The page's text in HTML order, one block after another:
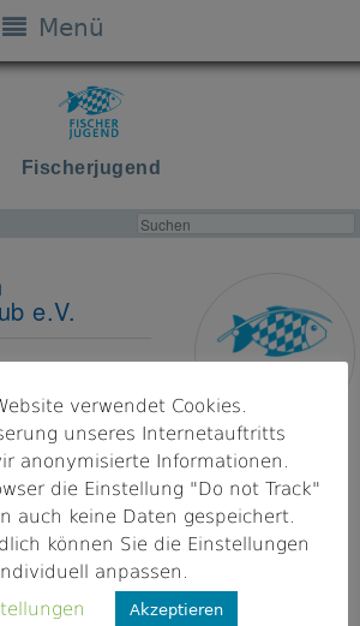
Fischerjugend
Menü
e.V.
saulgrub.de/pa
verwendet Cookies.
unseres Internetauftritts
anonymisierte Informationen.
die Einstellung "Do not Track"
auch keine Daten gespeichert.
können Sie die Einstellungen
anpassen.
Akzeptieren